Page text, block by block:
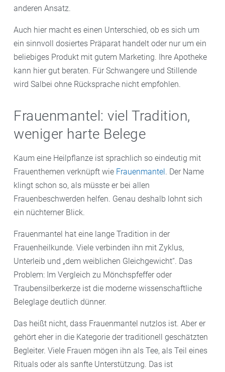
anderen Ansatz.
Auch hier macht es einen Unterschied, ob es sich um
ein sinnvoll dosiertes Präparat handelt oder nur um ein
beliebiges Produkt mit gutem Marketing. Ihre Apotheke
kann hier gut beraten. Für Schwangere und Stillende
wird Salbei ohne Rücksprache nicht empfohlen.
Frauenmantel: viel Tradition,
weniger harte Belege
Kaum eine Heilpflanze ist sprachlich so eindeutig mit
Frauenthemen verknüpft wie Frauenmantel. Der Name
klingt schon so, als müsste er bei allen
Frauenbeschwerden helfen. Genau deshalb lohnt sich
ein nüchterner Blick.
Frauenmantel hat eine lange Tradition in der
Frauenheilkunde. Viele verbinden ihn mit Zyklus,
Unterleib und „dem weiblichen Gleichgewicht“. Das
Problem: Im Vergleich zu Mönchspfeffer oder
Traubensilberkerze ist die moderne wissenschaftliche
Beleglage deutlich dünner.
Das heißt nicht, dass Frauenmantel nutzlos ist. Aber er
gehört eher in die Kategorie der traditionell geschätzten
Begleiter. Viele Frauen mögen ihn als Tee, als Teil eines
Rituals oder als sanfte Unterstützung. Das ist